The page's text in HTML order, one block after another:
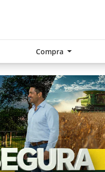
Compra